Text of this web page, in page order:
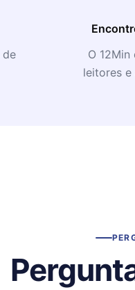
de
O
leitores